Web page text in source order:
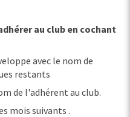
au club en cochant
avec le nom de
restants
de l'adhérent au club.
mois suivants .